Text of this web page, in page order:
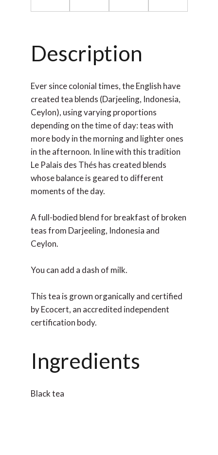
Description
Ever since colonial times, the English have
created tea blends (Darjeeling, Indonesia,
Ceylon), using varying proportions
depending on the time of day: teas with
more body in the morning and lighter ones
in the afternoon. In line with this tradition
Le Palais des Thés has created blends
whose balance is geared to different
moments of the day.
A full-bodied blend for breakfast of broken
teas from Darjeeling, Indonesia and
Ceylon.
You can add a dash of milk.
This tea is grown organically and certified
by Ecocert, an accredited independent
certification body.
Ingredients
Black tea